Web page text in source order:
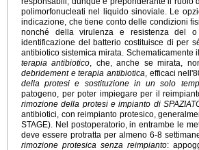
polimorfonucleati nel liquido sinoviale. Le
indicazione, che tiene conto delle condizioni
nonché della virulenza e resistenza del
identificazione del batterio costituisce di per
antibiotico sistemica mirata.
terapia antibiotico, che, anche se mirata,
debridement e terapia antibiotica, efficaci
della protesi e sostituzione in un solo
patogeno, per poter impiegare per il
rimozione della protesi e impianto di
antibiotici, con reimpianto protesico,
STAGE). Nel postoperatorio, in entrambe le
deve essere protratta per almeno 6-8
rimozione protesica senza reimpianto: